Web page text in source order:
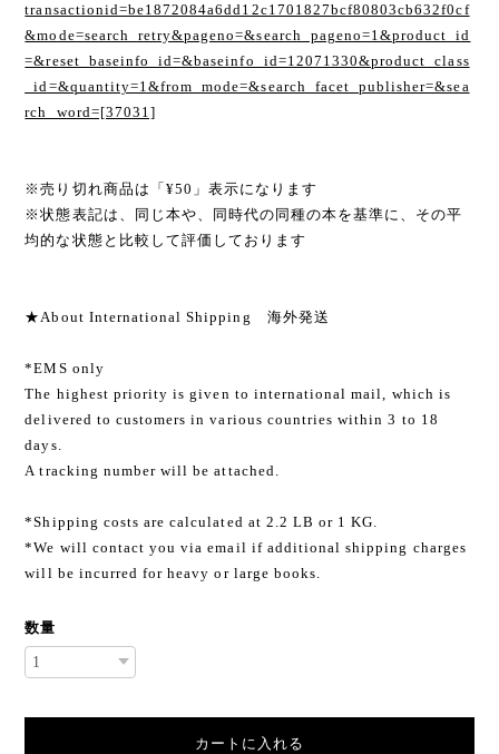
transactionid=be1872084a6dd12c1701827bcf80803cb632f0cf
&mode=search_retry&pageno=&search_pageno=1&product_id
=&reset_baseinfo_id=&baseinfo_id=12071330&product_class
_id=&quantity=1&from_mode=&search_facet_publisher=&sea
rch_word=[37031]
※売り切れ商品は「¥50」表示になります
※状態表記は、同じ本や、同時代の同種の本を基準に、その平
均的な状態と比較して評価しております
★About International Shipping 海外発送
*EMS only
The highest priority is given to international mail, which is
delivered to customers in various countries within 3 to 18
days.
A tracking number will be attached.
*Shipping costs are calculated at 2.2 LB or 1 KG.
*We will contact you via email if additional shipping charges
will be incurred for heavy or large books.
数量
カートに入れる